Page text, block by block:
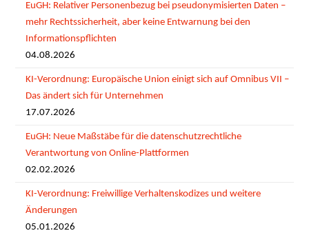
EuGH: Relativer Personenbezug bei pseudonymisierten Daten –
mehr Rechtssicherheit, aber keine Entwarnung bei den
Informationspflichten
04.08.2026
KI-Verordnung: Europäische Union einigt sich auf Omnibus VII –
Das ändert sich für Unternehmen
17.07.2026
EuGH: Neue Maßstäbe für die datenschutzrechtliche
Verantwortung von Online-Plattformen
02.02.2026
KI-Verordnung: Freiwillige Verhaltenskodizes und weitere
Änderungen
05.01.2026